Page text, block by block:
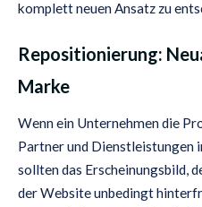
komplett neuen Ansatz zu
Repositionierung:
Marke
Wenn ein Unternehmen die
Partner und Dienstleistungen
sollten das Erscheinungsbild,
der Website unbedingt